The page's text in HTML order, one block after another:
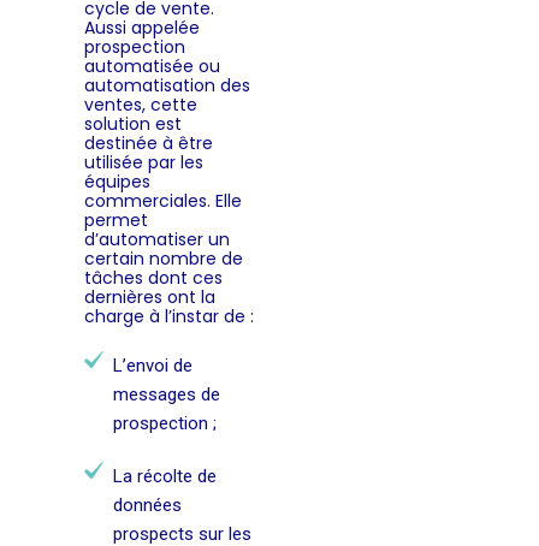
cycle de vente.
Aussi appelée
prospection
automatisée ou
automatisation des
ventes, cette
solution est
destinée à être
utilisée par les
équipes
commerciales. Elle
permet
d’automatiser un
certain nombre de
tâches dont ces
dernières ont la
charge à l’instar de :
L’envoi de
messages de
prospection ;
La récolte de
données
prospects sur les